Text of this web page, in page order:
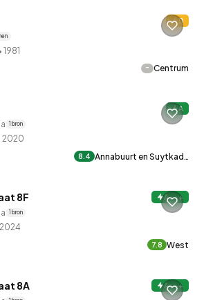
D
1981
- Centrum
A
1 bron
2020
8.4 Annabuurt en Suytkad…
8F A+++
1 bron
2024
7.8 West
8A A+++